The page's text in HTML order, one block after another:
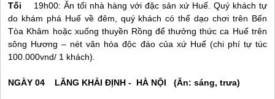
Tối 19h00: Ăn tối nhà hàng với đặc sản xứ Huế. Quý khách tự
do khám phá Huếvề đêm, quý khách có thể dạo chơi trên Bến
Tòa Khâm hoặc xuống thuyền Rồng để thưởng thức ca Huếtrên
sông Hương – nét văn hóa độc đáo của xứ Huế(chi phí tự túc
100.000vnd/ 1 khách).
NGÀY 04 LĂNG KHẢI ĐỊNH - HÀ NỘI (Ăn: sáng, trưa)